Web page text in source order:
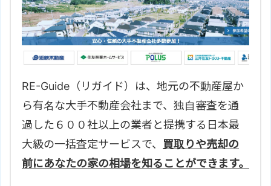
RE-Guide（リガイド）は、地元の不動産屋か
ら有名な大手不動産会社まで、独自審査を通
過した６００社以上の業者と提携する日本最
大級の一括査定サービスで、 買取りや売却の
前にあなたの家の相場を知ることができます。